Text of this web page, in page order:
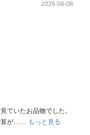
2026-08-08
ていたお品物でした。
算が…... もっと見る